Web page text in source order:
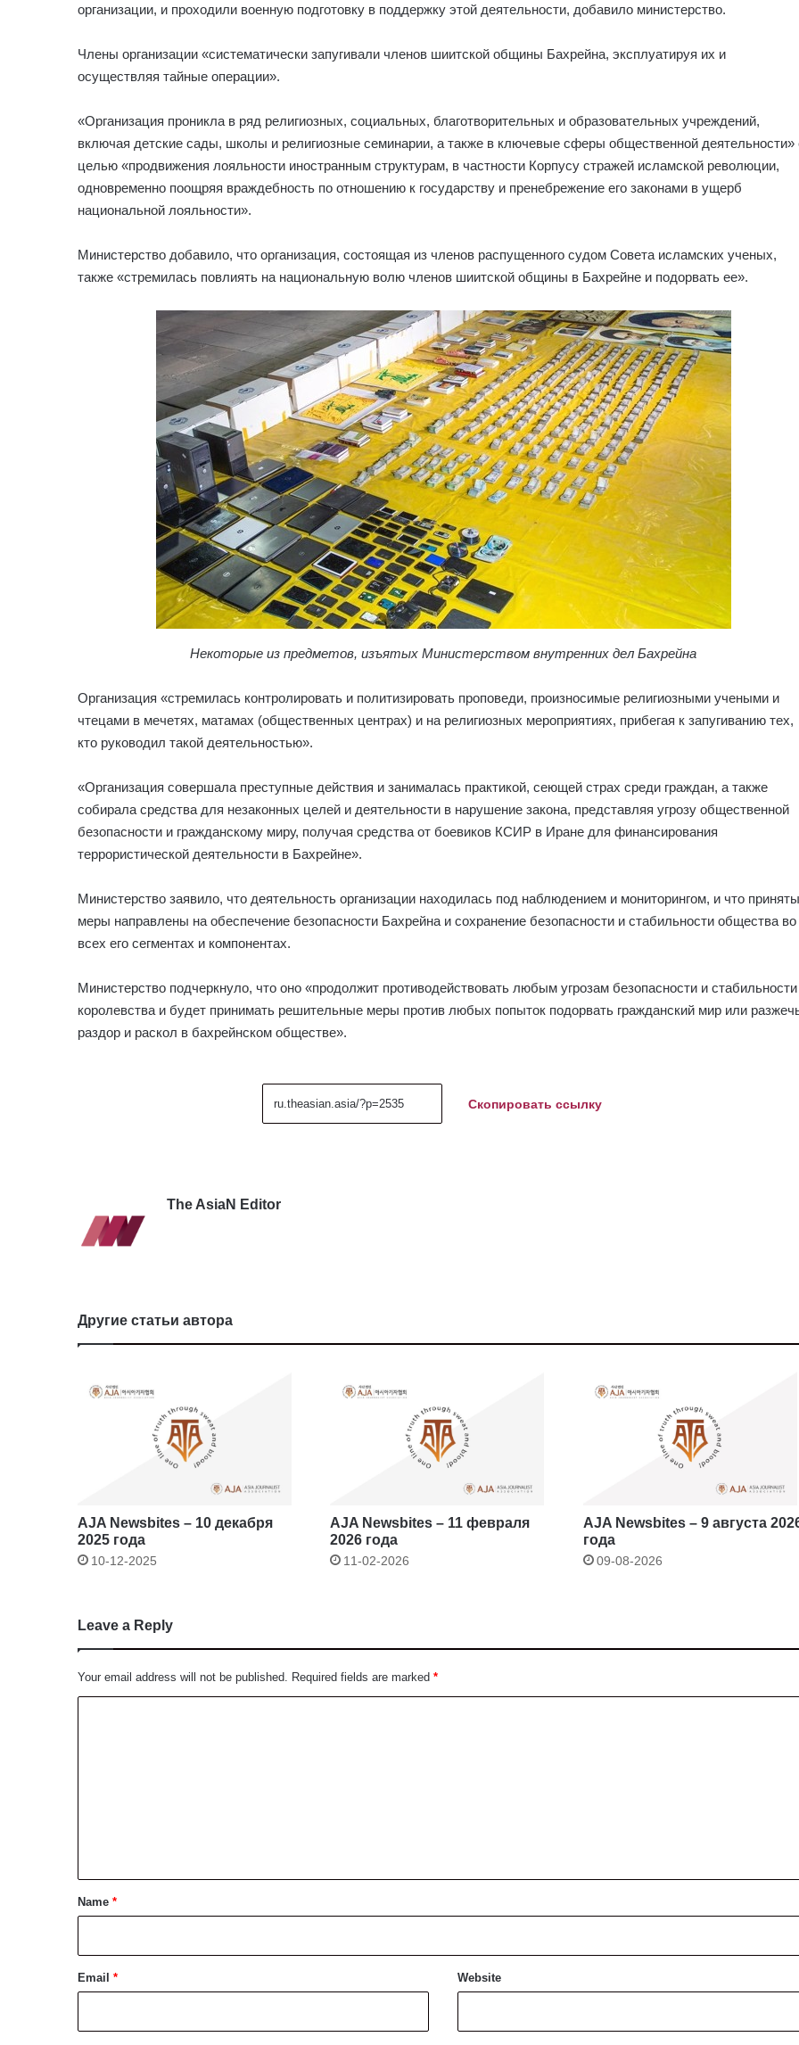
организации, и проходили военную подготовку в поддержку этой деятельности, добавило министерство.
Члены организации «систематически запугивали членов шиитской общины Бахрейна, эксплуатируя их и
осуществляя тайные операции».
«Организация проникла в ряд религиозных, социальных, благотворительных и образовательных учреждений,
включая детские сады, школы и религиозные семинарии, а также в ключевые сферы общественной деятельности»
целью «продвижения лояльности иностранным структурам, в частности Корпусу стражей исламской революции,
одновременно поощряя враждебность по отношению к государству и пренебрежение его законами в ущерб
национальной лояльности».
Министерство добавило, что организация, состоящая из членов распущенного судом Совета исламских ученых,
также «стремилась повлиять на национальную волю членов шиитской общины в Бахрейне и подорвать ее».
Некоторые из предметов, изъятых Министерством внутренних дел Бахрейна
Организация «стремилась контролировать и политизировать проповеди, произносимые религиозными учеными и
чтецами в мечетях, матамах (общественных центрах) и на религиозных мероприятиях, прибегая к запугиванию тех,
кто руководил такой деятельностью».
«Организация совершала преступные действия и занималась практикой, сеющей страх среди граждан, а также
собирала средства для незаконных целей и деятельности в нарушение закона, представляя угрозу общественной
безопасности и гражданскому миру, получая средства от боевиков КСИР в Иране для финансирования
террористической деятельности в Бахрейне».
Министерство заявило, что деятельность организации находилась под наблюдением и мониторингом, и что
меры направлены на обеспечение безопасности Бахрейна и сохранение безопасности и стабильности общества во
всех его сегментах и ​​компонентах.
Министерство подчеркнуло, что оно «продолжит противодействовать любым угрозам безопасности и стабильности
королевства и будет принимать решительные меры против любых попыток подорвать гражданский мир или
раздор и раскол в бахрейнском обществе».
Скопировать ссылку
The AsiaN Editor
Другие статьи автора
AJA Newsbites – 10 декабря
2025 года
10-12-2025
AJA Newsbites – 11 февраля
2026 года
11-02-2026
AJA Newsbites – 9 августа
года
09-08-2026
Leave a Reply
Your email address will not be published. Required fields are marked *
*Name *
Email * Website